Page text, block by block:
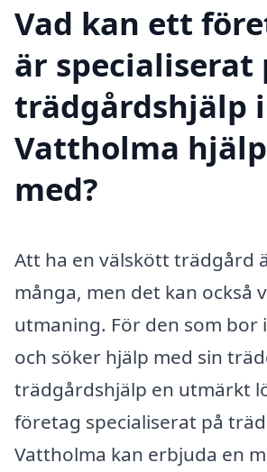
Vad kan ett
är specialiserat
trädgårdshjälp i
Vattholma
med?
Att ha en välskött trädgård
många, men det kan också
utmaning. För den som bor
och söker hjälp med sin
trädgårdshjälp en utmärkt
företag specialiserat på
Vattholma kan erbjuda en